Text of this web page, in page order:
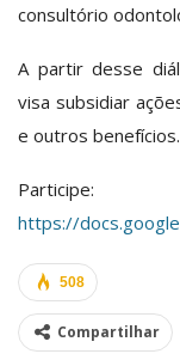
consultório
A partir desse
visa subsidiar
e outros benefícios.
Participe:
https://
508
Compartilhar